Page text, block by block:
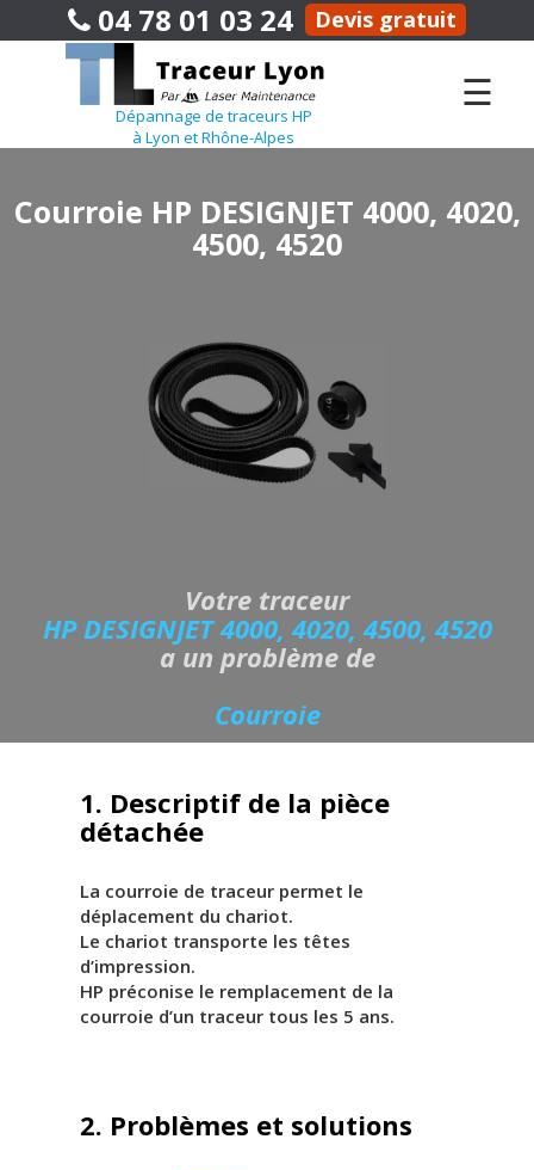
04 78 01 03 24 Devis gratuit
Dépannage de traceurs HP
à Lyon et Rhône-Alpes
☰
Courroie HP DESIGNJET 4000, 4020,
4500, 4520
Votre traceur
HP DESIGNJET 4000, 4020, 4500, 4520
a un problème de
Courroie
1. Descriptif de la pièce
détachée
La courroie de traceur permet le
déplacement du chariot.
Le chariot transporte les têtes
d’impression.
HP préconise le remplacement de la
courroie d’un traceur tous les 5 ans.
2. Problèmes et solutions